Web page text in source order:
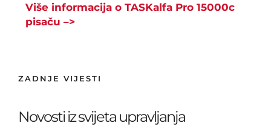
Više informacija o TASKalfa Pro 15000c
pisaču –>
ZADNJE VIJESTI
Novosti iz svijeta upravljanja